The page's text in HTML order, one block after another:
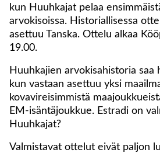
kun Huuhkajat pelaa
arvokisoissa. Historiallisessa
asettuu Tanska. Ottelu alkaa
19.00.
Huuhkajien arvokisahistoria saa
kun vastaan asettuu yksi
kovavireisimmistä
EM-isäntäjoukkue. Estradi on
Huuhkajat?
Valmistavat ottelut eivät paljon